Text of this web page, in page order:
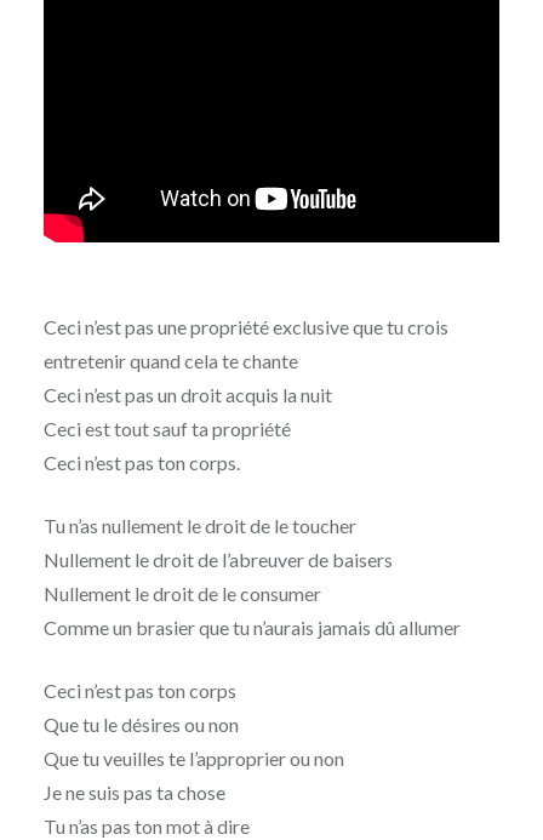
Ceci n’est pas une propriété exclusive que tu crois
entretenir quand cela te chante
Ceci n’est pas un droit acquis la nuit
Ceci est tout sauf ta propriété
Ceci n’est pas ton corps.
Tu n’as nullement le droit de le toucher
Nullement le droit de l’abreuver de baisers
Nullement le droit de le consumer
Comme un brasier que tu n’aurais jamais dû allumer
Ceci n’est pas ton corps
Que tu le désires ou non
Que tu veuilles te l’approprier ou non
Je ne suis pas ta chose
Tu n’as pas ton mot à dire